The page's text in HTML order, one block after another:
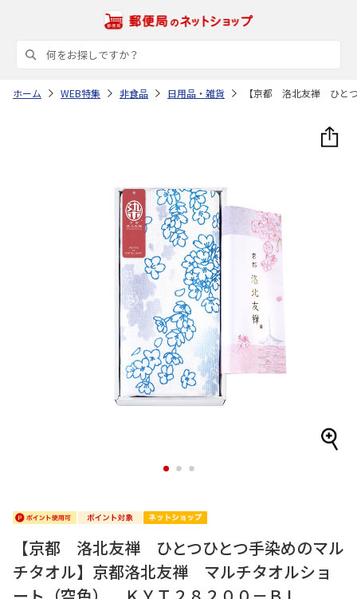
ホーム WEB特集 非食品 日用品・雑貨 【京都 洛北友禅 ひと
1 2 3
【京都 洛北友禅 ひとつひとつ手染めのマル
チタオル】京都洛北友禅 マルチタオルショ